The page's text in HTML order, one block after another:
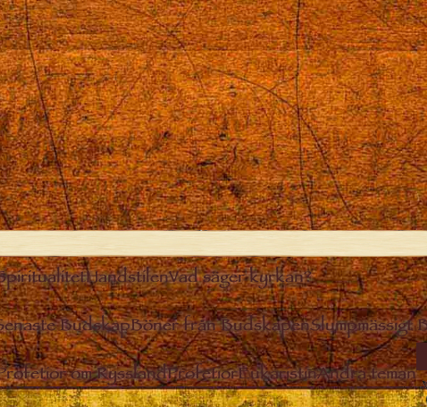
HandstilenVad säger kyrkan?
BudskapBöner från BudskapenSlumpmässigt
om RysslandProfetiorEukaristinAndra teman